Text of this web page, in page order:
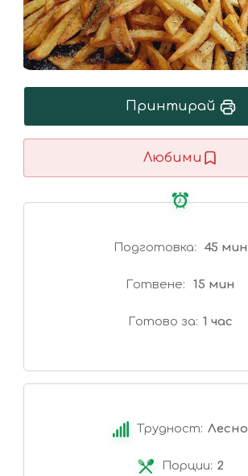
Принтирай
Любими
Подготовка 45 мин
Готвене 15 мин
Готово за 1 час
Трудност: Лесно
Порции: 2